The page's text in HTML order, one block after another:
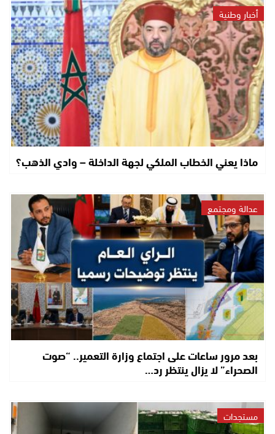
أخبار وطنية
ماذا يعني الخطاب الملكي لجهة الداخلة – وادي الذهب؟
عدالة ومجتمع
بعد مرور ساعات على اجتماع وزارة التعمير.. “صوت
الصحراء” لا يزال ينتظر رد…
مستجدات